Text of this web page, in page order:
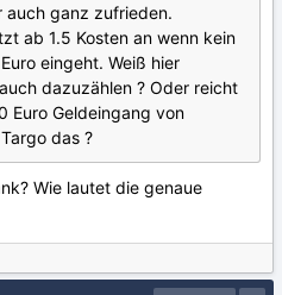
auch ganz zufrieden.
ab 1.5 Kosten an wenn kein
eingeht. Weiß hier
dazuzählen ? Oder reicht
Euro Geldeingang von
das ?
Wie lautet die genaue